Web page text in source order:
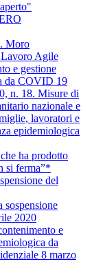
Moro
Agile
e gestione
da COVID 19
n. 18. Misure di
nazionale e
lavoratori e
epidemiologica
ha prodotto
si ferma”*
del
2020
e
da
8 marzo